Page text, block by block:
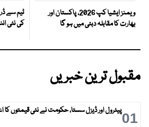
ویمنز ایشیا کپ 2026، پاکستان اور
بھارت کا مقابلہ دبئی میں ہو گا
ٹیم سے
کی نئی
مقبول ترین خبریں
01پیٹرول اور ڈیزل سستا، حکومت نے نئی قیمتوں کا